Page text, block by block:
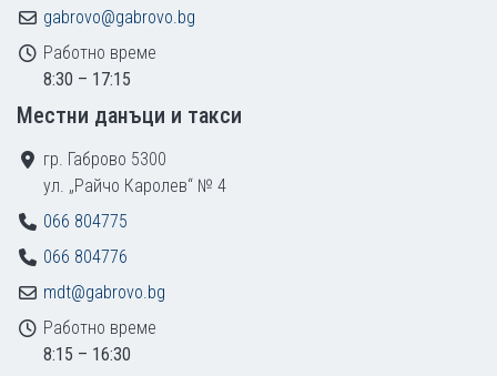
gabrovo@gabrovo.bg
Работно време
8:30 – 17:15
Местни данъци и такси
гр. Габрово 5300
ул. „Райчо Каролев“ № 4
066 804775
066 804776
mdt@gabrovo.bg
Работно време
8:15 – 16:30